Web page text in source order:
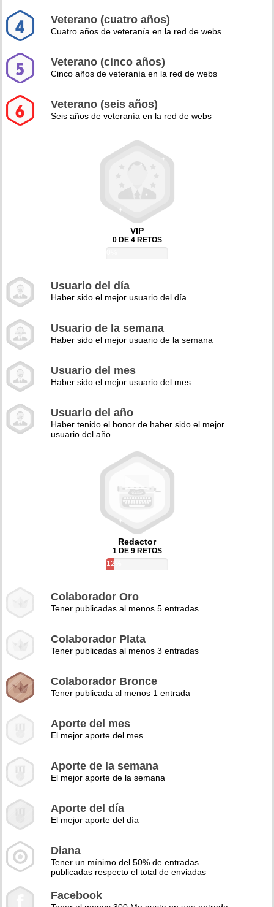
Veterano (cuatro años)
Cuatro años de veteranía en la red de webs
Veterano (cinco años)
Cinco años de veteranía en la red de webs
Veterano (seis años)
Seis años de veteranía en la red de webs
VIP
0 DE 4 RETOS
Usuario del día
Haber sido el mejor usuario del día
Usuario de la semana
Haber sido el mejor usuario de la semana
Usuario del mes
Haber sido el mejor usuario del mes
Usuario del año
Haber tenido el honor de haber sido el mejor
usuario del año
Redactor
1 DE 9 RETOS
12%
Colaborador Oro
Tener publicadas al menos 5 entradas
Colaborador Plata
Tener publicadas al menos 3 entradas
Colaborador Bronce
Tener publicada al menos 1 entrada
Aporte del mes
El mejor aporte del mes
Aporte de la semana
El mejor aporte de la semana
Aporte del día
El mejor aporte del día
Diana
Tener un mínimo del 50% de entradas
publicadas respecto el total de enviadas
Facebook